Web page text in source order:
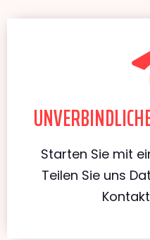
Starten Sie mit
Teilen Sie uns